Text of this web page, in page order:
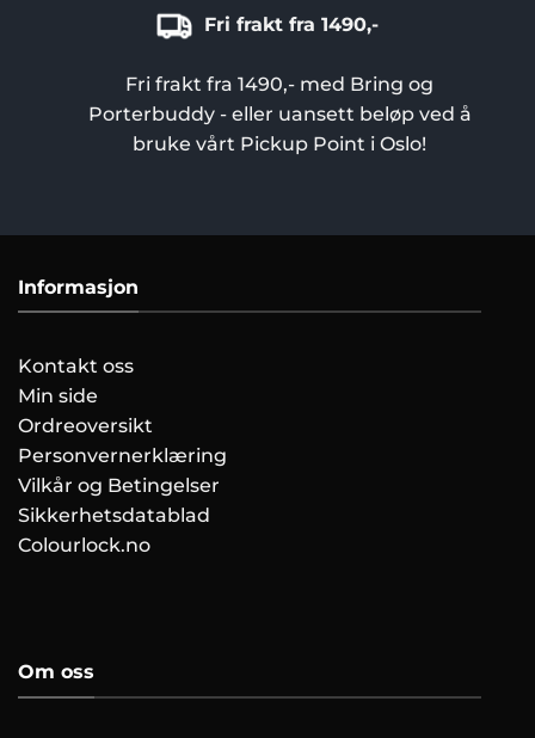
Fri frakt fra 1490,-
Fri frakt fra 1490,- med Bring og
Porterbuddy - eller uansett beløp ved å
bruke vårt Pickup Point i Oslo!
Informasjon
Kontakt oss
Min side
Ordreoversikt
Personvernerklæring
Vilkår og Betingelser
Sikkerhetsdatablad
Colourlock.no
Om oss